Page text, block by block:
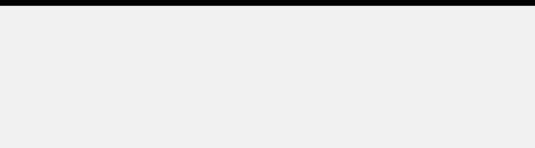
Mobiltelefone
Update